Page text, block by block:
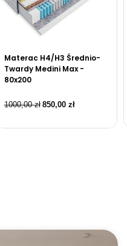
Materac H4/H3 Średnio-
Twardy Medini Max -
80x200
1000,00zł 850,00 zł